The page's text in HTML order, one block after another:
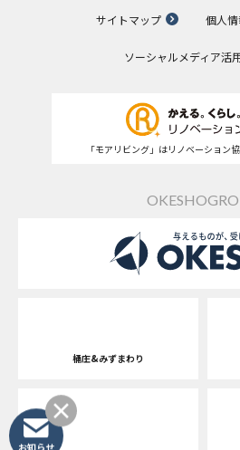
サイトマップ 個人
ソーシャルメディア活
「モアリビング」はリノベーション
桶庄&みずまわり